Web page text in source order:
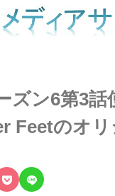
ズン6第3
Feetのオ